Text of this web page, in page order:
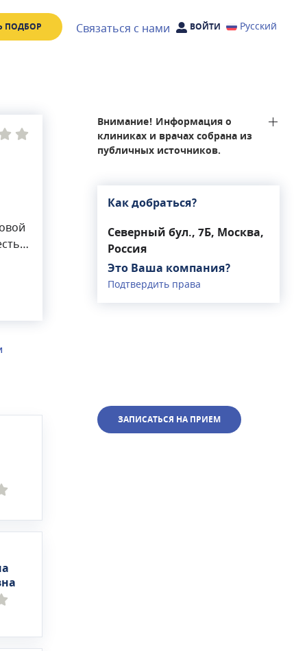
ПОДБОР Связаться с нами ВОЙТИ Русский
Внимание! Информация о
клиниках и врачах собрана из
публичных источников.
Как добраться?
Северный бул., 7Б, Москва,
Россия
Это Ваша компания?
Подтвердить права
ЗАПИСАТЬСЯ НА ПРИЕМ